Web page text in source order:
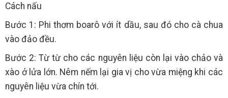
Cách nấu
Bước 1: Phi thơm boarô với ít dầu, sau đó cho cà chua
vào đảo đều.
Bước 2: Từ từ cho các nguyên liệu còn lại vào chảo và
xào ở lửa lớn. Nêm nếm lại gia vị cho vừa miệng khi các
nguyên liệu vừa chín tới.